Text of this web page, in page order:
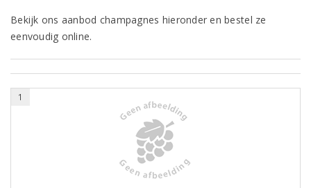
Bekijk ons aanbod champagnes hieronder en bestel ze
eenvoudig online.
1